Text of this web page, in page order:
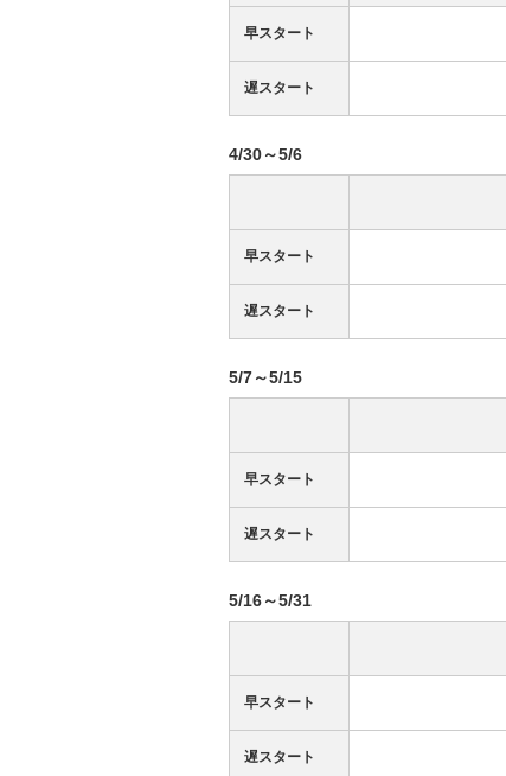
早スタート
遅スタート
4/30～5/6
早スタート
遅スタート
5/7～5/15
早スタート
遅スタート
5/16～5/31
早スタート
遅スタート